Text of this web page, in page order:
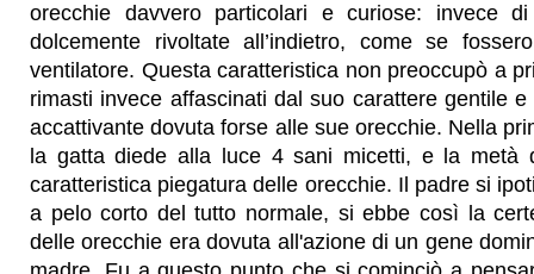
orecchie davvero particolari e curiose: invece
dolcemente rivoltate all’indietro, come se
ventilatore. Questa caratteristica non preoccupò a
rimasti invece affascinati dal suo carattere gentile
accattivante dovuta forse alle sue orecchie. Nella
la gatta diede alla luce 4 sani micetti, e la metà
caratteristica piegatura delle orecchie. Il padre si
a pelo corto del tutto normale, si ebbe così la
delle orecchie era dovuta all'azione di un gene